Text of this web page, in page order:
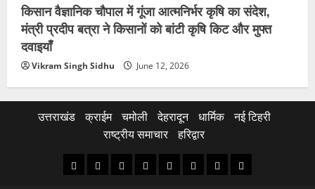
किसान वैज्ञानिक चौपाल में गूंजा आत्मनिर्भर कृषि का संदेश,
मंत्री प्रदीप बत्रा ने किसानों को बांटी कृषि किट और मुफ्त
दवाइयाँ
Vikram Singh Sidhu June 12, 2026
उत्तराखंड क्राईम चमोली देहरादून धार्मिक
नई टिहरी
राष्ट्रीय समाचार
हरिद्वार
उत्तराखंडक्राईमचमोलीदेहरादूनधार्मिकनई
राष्ट्रीयहरिद्वार